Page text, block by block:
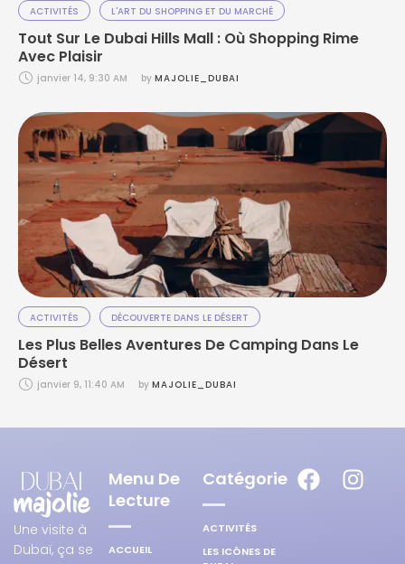
ACTIVITÉS L'ART DU SHOPPING ET DU MARCHÉ
Tout Sur Le Dubai Hills Mall : Où Shopping Rime
Avec Plaisir
janvier 14, 9:30 AM by MAJOLIE_DUBAI
ACTIVITÉS DÉCOUVERTE DANS LE DÉSERT
Les Plus Belles Aventures De Camping Dans Le
Désert
janvier 9, 11:40 AM by MAJOLIE_DUBAI
Une visite à
Dubaï, ça se
Menu De
Lecture
ACCUEIL
Catégorie
ACTIVITÉS
LES ICÔNES DE